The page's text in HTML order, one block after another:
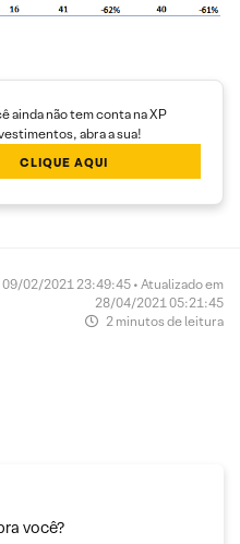
ainda não tem conta na XP
abra a sua!
CLIQUE AQUI
09/02/2021 23:49:45 • Atualizado em
28/04/2021 05:21:45
2 minutos de leitura
você?